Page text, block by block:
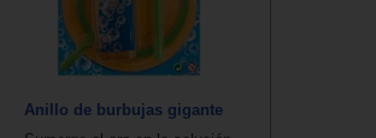
Anillo de burbujas gigante